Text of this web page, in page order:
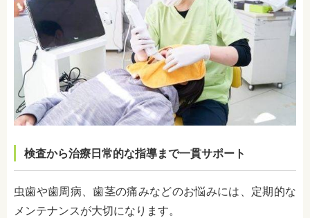
検査から治療日常的な指導まで一貫サポート
虫歯や歯周病、歯茎の痛みなどのお悩みには、定期的な
メンテナンスが大切になります。